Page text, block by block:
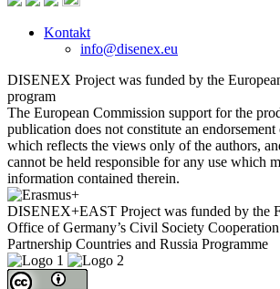
Kontakt
info@disenex.eu
DISENEX Project was funded by the
program
The European Commission support for the
publication does not constitute an endorsement
which reflects the views only of the authors,
cannot be held responsible for any use which
information contained therein.
DISENEX+EAST Project was funded by the
Office of Germany’s Civil Society
Partnership Countries and Russia Programme